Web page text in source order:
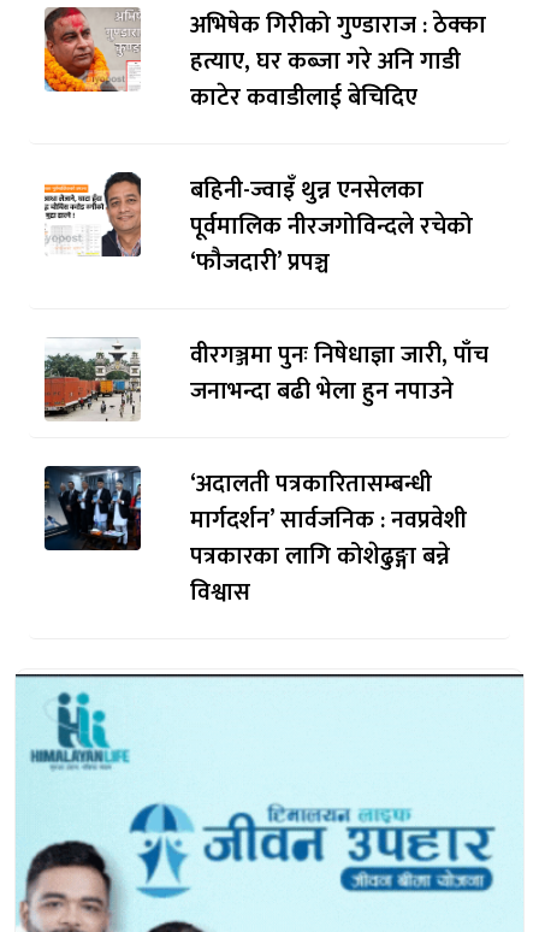
अभिषेक गिरीको गुण्डाराज : ठेक्का
हत्याए, घर कब्जा गरे अनि गाडी
काटेर कवाडीलाई बेचिदिए
बहिनी-ज्वाइँ थुन्न एनसेलका
पूर्वमालिक नीरजगोविन्दले रचेको
‘फौजदारी’ प्रपञ्च
वीरगञ्जमा पुनः निषेधाज्ञा जारी, पाँच
जनाभन्दा बढी भेला हुन नपाउने
‘अदालती पत्रकारितासम्बन्धी
मार्गदर्शन’ सार्वजनिक : नवप्रवेशी
पत्रकारका लागि कोशेढुङ्गा बन्ने
विश्वास